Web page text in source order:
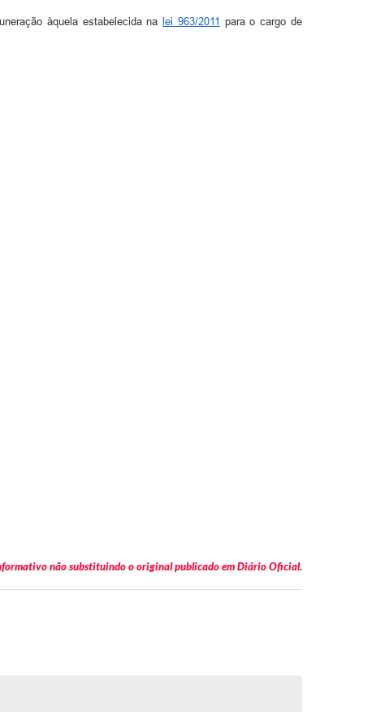
àquela estabelecida na lei 963/2011 para o cargo de
não substituindo o original publicado em Diário Oficial.